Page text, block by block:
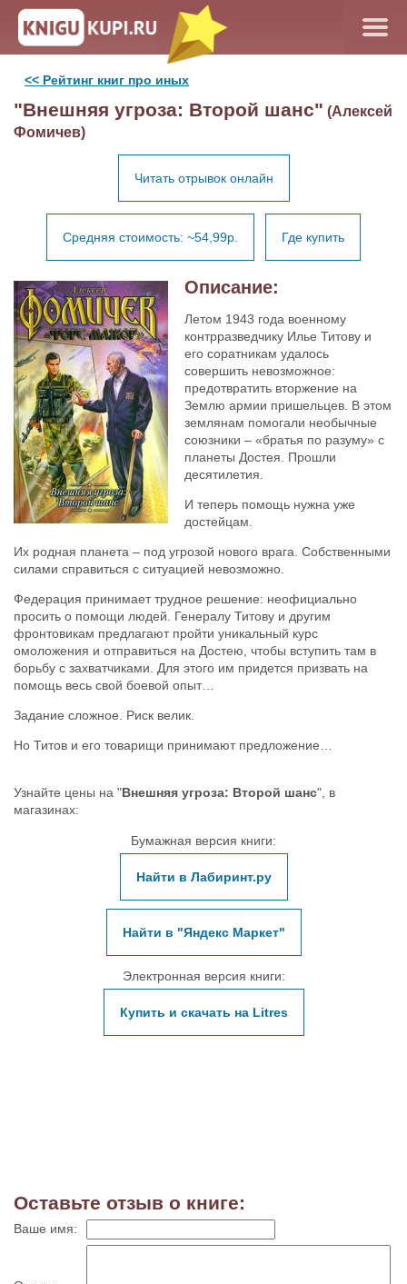
<< Рейтинг книг про иных
"Внешняя угроза: Второй шанс" (Алексей
Фомичев)
Читать отрывок онлайн
Средняя стоимость: ~54,99р. Где купить
Описание:
Летом 1943 года военному
контрразведчику Илье Титову и
его соратникам удалось
совершить невозможное:
предотвратить вторжение на
Землю армии пришельцев. В этом
землянам помогали необычные
союзники – «братья по разуму» с
планеты Достея. Прошли
десятилетия.
И теперь помощь нужна уже
достейцам.
Их родная планета – под угрозой нового врага. Собственными
силами справиться с ситуацией невозможно.
Федерация принимает трудное решение: неофициально
просить о помощи людей. Генералу Титову и другим
фронтовикам предлагают пройти уникальный курс
омоложения и отправиться на Достею, чтобы вступить там в
борьбу с захватчиками. Для этого им придется призвать на
помощь весь свой боевой опыт…
Задание сложное. Риск велик.
Но Титов и его товарищи принимают предложение…
Узнайте цены на "Внешняя угроза: Второй шанс", в
магазинах:
Бумажная версия книги:
Найти в Лабиринт.ру
Найти в "Яндекс Маркет"
Электронная версия книги:
Купить и скачать на Litres
Оставьте отзыв о книге:
Ваше имя: